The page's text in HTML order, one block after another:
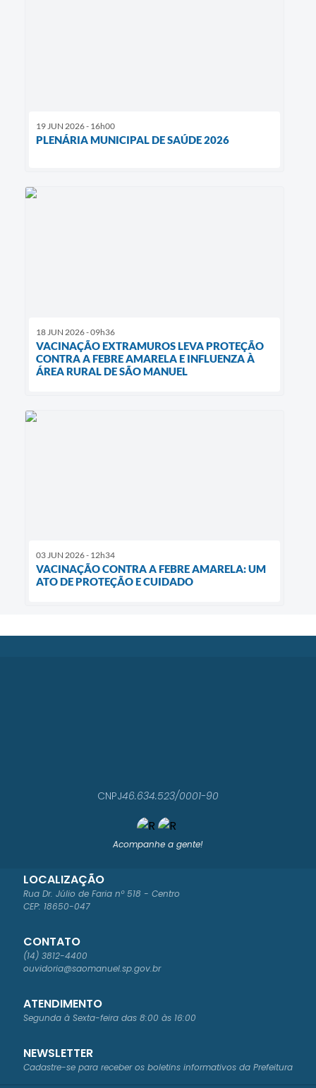
19 JUN 2026 - 16h00
PLENÁRIA MUNICIPAL DE SAÚDE 2026
18 JUN 2026 - 09h36
VACINAÇÃO EXTRAMUROS LEVA PROTEÇÃO
CONTRA A FEBRE AMARELA E INFLUENZA À
ÁREA RURAL DE SÃO MANUEL
03 JUN 2026 - 12h34
VACINAÇÃO CONTRA A FEBRE AMARELA: UM
ATO DE PROTEÇÃO E CUIDADO
Acompanhe a gente!
LOCALIZAÇÃO
Rua Dr. Júlio de Faria nº 518 - Centro
CEP: 18650-047
CONTATO
(14) 3812-4400
ouvidoria@saomanuel.sp.gov.br
ATENDIMENTO
Segunda à Sexta-feira das 8:00 às 16:00
CNPJ46.634.523/0001-90
NEWSLETTER
Cadastre-se para receber os boletins informativos da Prefeitura